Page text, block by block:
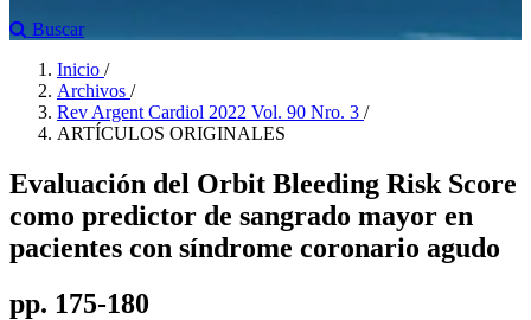
Buscar
Inicio /
Archivos /
Rev Argent Cardiol 2022 Vol. 90 Nro. 3 /
ARTÍCULOS ORIGINALES
Evaluación del Orbit Bleeding Risk Score
como predictor de sangrado mayor en
pacientes con síndrome coronario agudo
pp. 175-180